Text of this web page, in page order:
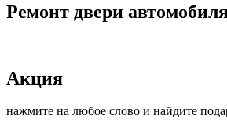
Ремонт двери
Акция
нажмите на любое слово и найдите